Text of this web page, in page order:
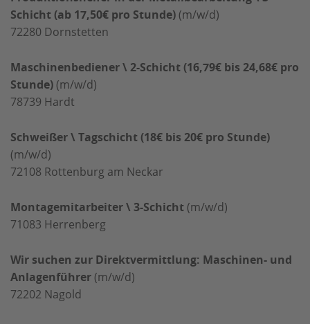
Schicht (ab 17,50€ pro Stunde) (m/w/d)
72280 Dornstetten
Maschinenbediener \ 2-Schicht (16,79€ bis 24,68€ pro
Stunde) (m/w/d)
78739 Hardt
Schweißer \ Tagschicht (18€ bis 20€ pro Stunde)
(m/w/d)
72108 Rottenburg am Neckar
Montagemitarbeiter \ 3-Schicht (m/w/d)
71083 Herrenberg
Wir suchen zur Direktvermittlung: Maschinen- und
Anlagenführer (m/w/d)
72202 Nagold